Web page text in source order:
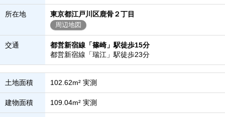
所在地 東京都江戸川区鹿骨２丁目
周辺地図
交通
都営新宿線「篠崎」駅徒歩15分
都営新宿線「瑞江」駅徒歩23分
土地面積 102.62m² 実測
建物面積 109.04m² 実測